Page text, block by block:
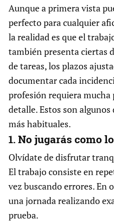
Aunque a primera vista
perfecto para cualquier
la realidad es que el
también presenta ciertas
de tareas, los plazos
documentar cada
profesión requiera mucha
detalle. Estos son
más habituales.
1. No jugarás como
Olvídate de disfrutar
El trabajo consiste en
vez buscando errores. En
una jornada realizando
prueba.